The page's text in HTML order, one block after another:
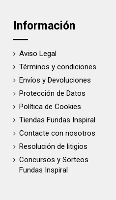
Información
Aviso Legal
Términos y condiciones
Envíos y Devoluciones
Protección de Datos
Política de Cookies
Tiendas Fundas Inspiral
Contacte con nosotros
Resolución de litigios
Concursos y Sorteos
Fundas Inspiral